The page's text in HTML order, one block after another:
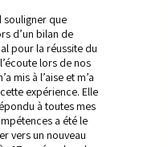
souligner que
d’un bilan de
pour la réussite du
lors de nos
mis à l’aise et m’a
expérience. Elle
à toutes mes
a été le
vers un nouveau